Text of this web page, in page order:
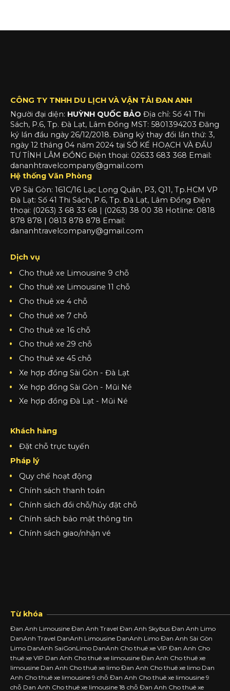
CÔNG TY TNHH DU LỊCH VÀ VẬN TẢI ĐAN ANH
Người đại diện: HUỲNH QUỐC BẢO Địa chỉ: Số 41 Thi
Sách, P.6, Tp. Đà Lạt, Lâm Đồng MST: 5801394203 Đăng
ký lần đầu ngày 26/12/2018. Đăng ký thay đổi lần thứ: 3,
ngày 12 tháng 04 năm 2024 tại SỞ KẾ HOẠCH VÀ ĐẦU
TƯ TỈNH LÂM ĐỒNG Điện thoại: 02633 683 368 Email:
dananhtravelcompany@gmail.com
Hệ thống Văn Phòng
VP Sài Gòn: 161C/16 Lạc Long Quân, P3, Q11, Tp.HCM VP
Đà Lạt: Số 41 Thi Sách, P.6, Tp. Đà Lạt, Lâm Đồng Điện
thoại: (0263) 3 68 33 68 | (0263) 38 00 38 Hotline: 0818
878 878 | 0813 878 878 Email:
dananhtravelcompany@gmail.com
Dịch vụ
Cho thuê xe Limousine 9 chỗ
Cho thuê xe Limousine 11 chỗ
Cho thuê xe 4 chỗ
Cho thuê xe 7 chỗ
Cho thuê xe 16 chỗ
Cho thuê xe 29 chỗ
Cho thuê xe 45 chỗ
Xe hợp đồng Sài Gòn - Đà Lạt
Xe hợp đồng Sài Gòn - Mũi Né
Xe hợp đồng Đà Lạt - Mũi Né
Khách hàng
Đặt chỗ trực tuyến
Pháp lý
Quy chế hoạt động
Chính sách thanh toán
Chính sách đổi chỗ/hủy đặt chỗ
Chính sách bảo mật thông tin
Chính sách giao/nhận vé
Từ khóa
Đan Anh Limousine Đan Anh Travel Đan Anh Skybus Đan Anh Limo
DanAnh Travel DanAnh Limousine DanAnh Limo Đan Anh Sài Gòn
Limo DanAnh SaiGonLimo DanAnh Cho thuê xe VIP Đan Anh Cho
thuê xe VIP Dan Anh Cho thuê xe limousine Đan Anh Cho thuê xe
limousine Dan Anh Cho thuê xe limo Đan Anh Cho thuê xe limo Dan
Anh Cho thuê xe limousine 9 chỗ Đan Anh Cho thuê xe limousine 9
chỗ Dan Anh Cho thuê xe limousine 18 chỗ Đan Anh Cho thuê xe